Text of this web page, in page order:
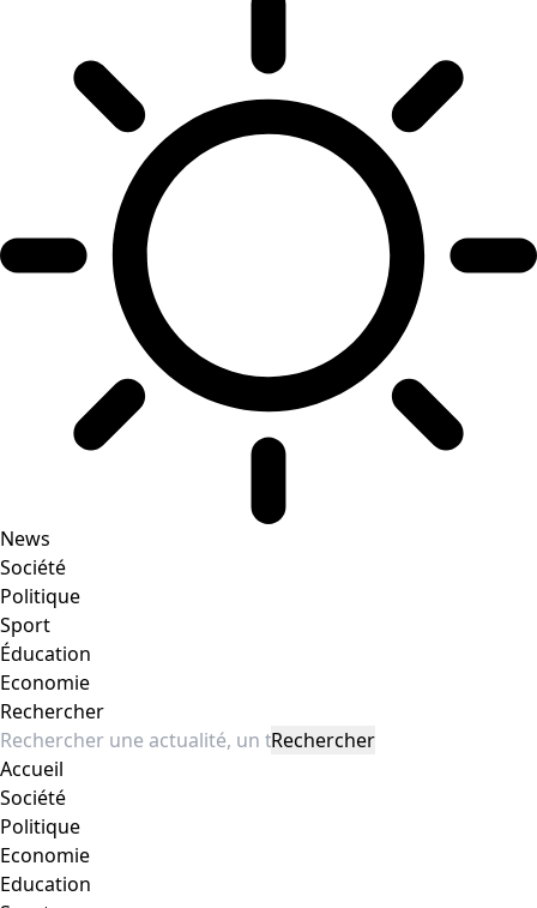
News
Société
Politique
Sport
Éducation
Economie
Rechercher
Accueil
Société
Politique
Economie
Education